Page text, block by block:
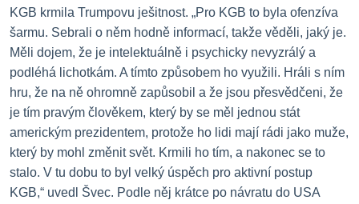
KGB krmila Trumpovu ješitnost. „Pro KGB to byla ofenzíva
šarmu. Sebrali o něm hodně informací, takže věděli, jaký je.
Měli dojem, že je intelektuálně i psychicky nevyzrálý a
podléhá lichotkám. A tímto způsobem ho využili. Hráli s ním
hru, že na ně ohromně zapůsobil a že jsou přesvědčeni, že
je tím pravým člověkem, který by se měl jednou stát
americkým prezidentem, protože ho lidi mají rádi jako muže,
který by mohl změnit svět. Krmili ho tím, a nakonec se to
stalo. V tu dobu to byl velký úspěch pro aktivní postup
KGB,“ uvedl Švec. Podle něj krátce po návratu do USA